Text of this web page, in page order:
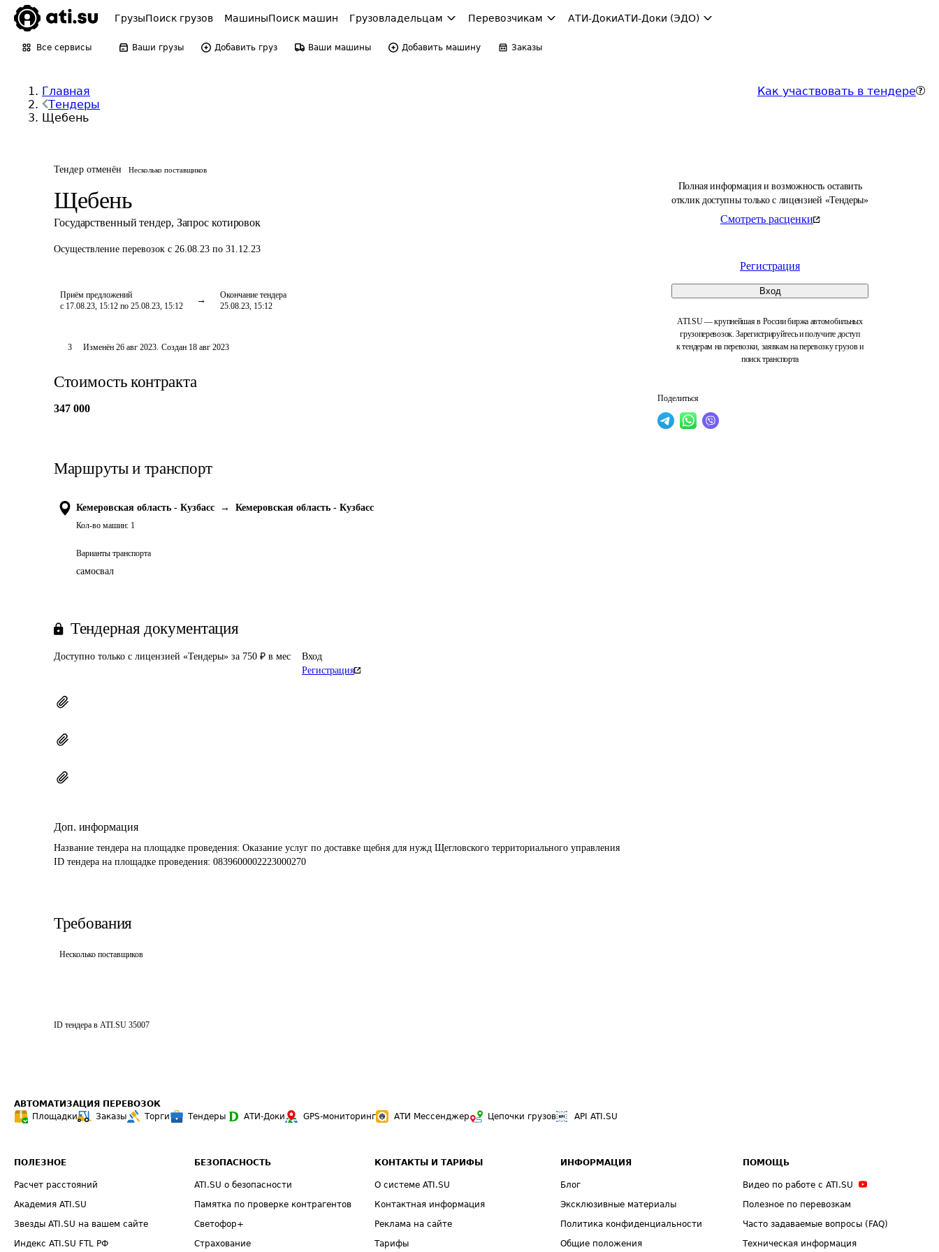
ГрузыПоиск грузов МашиныПоиск машин Грузовладельцам Перевозчикам АТИ-ДокиАТИ-Доки (ЭДО)
Все сервисы Ваши грузы Добавить груз Ваши машины Добавить машину Заказы
Главная
Тендеры
Щебень
Как участвовать в тендере
Тендер отменён Несколько поставщиков
Щебень
Государственный тендер, Запрос котировок
Осуществление перевозок с 26.08.23 по 31.12.23
Приём предложений
с 17.08.23, 15:12 по 25.08.23, 15:12
Окончание тендера
25.08.23, 15:12
Полная информация и возможность оставить
отклик доступны только с лицензией «Тендеры»
Смотреть расценки
Регистрация
Вход
ATI.SU — крупнейшая в России биржа автомобильных
грузоперевозок. Зарегистрируйтесь и получите доступ
к тендерам на перевозки, заявкам на перевозку грузов и
поиск транспорта
Поделиться
3 Изменён 26 авг 2023. Создан 18 авг 2023
Стоимость контракта
347 000
Маршруты и транспорт
Кемеровская область - Кузбасс → Кемеровская область - Кузбасс
Кол-во машин: 1
Варианты транспорта
самосвал
Тендерная документация
Доступно только с лицензией «Тендеры» за 750 ₽ в мес
Вход
Регистрация
Доп. информация
Название тендера на площадке проведения: Оказание услуг по доставке щебня для нужд Щегловского территориального управления
ID тендера на площадке проведения: 0839600002223000270
Требования
Несколько поставщиков
ID тендера в ATI.SU 35007
АВТОМАТИЗАЦИЯ ПЕРЕВОЗОК
Площадки
Заказы Торги Тендеры АТИ-Доки GPS-мониторинг АТИ Мессенджер Цепочки грузов API ATI.SU
ПОЛЕЗНОЕ
Расчет расстояний
Академия ATI.SU
Звезды ATI.SU на вашем сайте
Индекс ATI.SU FTL РФ
БЕЗОПАСНОСТЬ
ATI.SU о безопасности
Памятка по проверке контрагентов
Светофор+
Страхование
КОНТАКТЫ И ТАРИФЫ
О системе ATI.SU
Контактная информация
Реклама на сайте
Тарифы
ИНФОРМАЦИЯ
Блог
Эксклюзивные материалы
Политика конфиденциальности
Общие положения
ПОМОЩЬ
Видео по работе с ATI.SU
Полезное по перевозкам
Часто задаваемые вопросы (FAQ)
Техническая информация